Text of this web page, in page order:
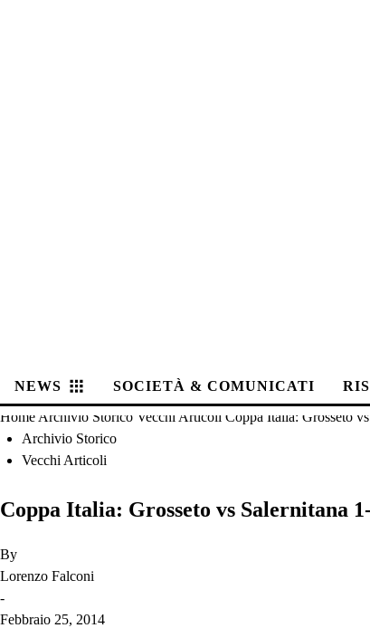
NEWS SOCIETÀ & COMUNICATI
Home Archivio Storico Vecchi Articoli Coppa Italia: Grosseto
Archivio Storico
Vecchi Articoli
Coppa Italia: Grosseto vs Salernitana
By
Lorenzo Falconi
-
Febbraio 25, 2014